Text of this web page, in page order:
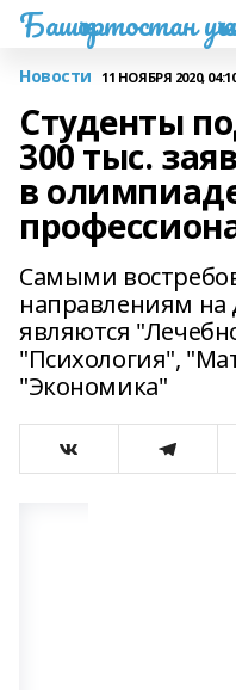
Башҡортостан
Новости 11 НОЯБРЯ 2020,
Студенты
300 тыс.
в
Самыми
направлениям
являются
"Психология",
"Экономика"